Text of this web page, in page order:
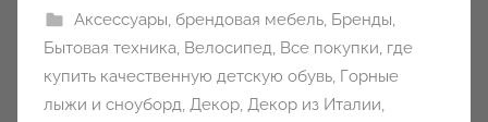
Аксессуары, брендовая мебель, Бренды,
Бытовая техника, Велосипед, Все покупки, где
купить качественную детскую обувь, Горные
лыжи и сноуборд, Декор, Декор из Италии,